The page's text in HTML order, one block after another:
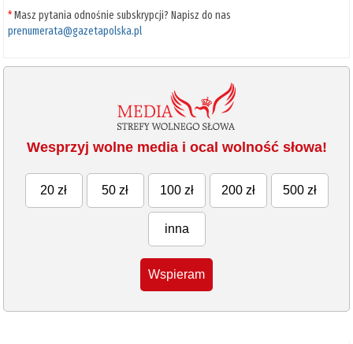
*Masz pytania odnośnie subskrypcji? Napisz do nas
prenumerata@gazetapolska.pl
Wesprzyj wolne media i ocal wolność słowa!
20 zł 50 zł 100 zł 200 zł 500 zł
inna
Wspieram